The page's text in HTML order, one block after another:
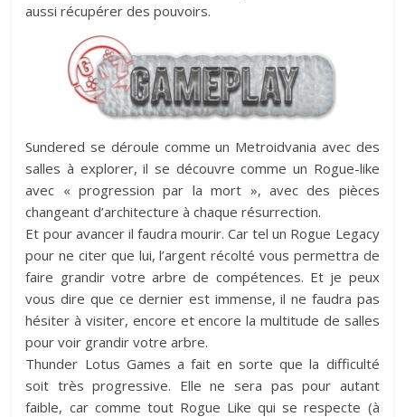
aussi récupérer des pouvoirs.
Sundered se déroule comme un Metroidvania avec des
salles à explorer, il se découvre comme un Rogue-like
avec « progression par la mort », avec des pièces
changeant d’architecture à chaque résurrection.
Et pour avancer il faudra mourir. Car tel un Rogue Legacy
pour ne citer que lui, l’argent récolté vous permettra de
faire grandir votre arbre de compétences. Et je peux
vous dire que ce dernier est immense, il ne faudra pas
hésiter à visiter, encore et encore la multitude de salles
pour voir grandir votre arbre.
Thunder Lotus Games a fait en sorte que la difficulté
soit très progressive. Elle ne sera pas pour autant
faible, car comme tout Rogue Like qui se respecte (à